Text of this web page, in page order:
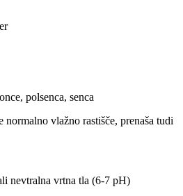
polsenca, senca
normalno vlažno rastišče, prenaša tudi
nevtralna vrtna tla (6-7 pH)